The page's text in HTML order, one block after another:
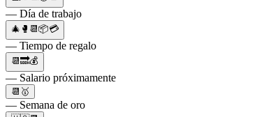
— Día de trabajo
🎄🥊📆📦💳
— Tiempo de regalo
📆🔜💰
— Salario próximamente
📆🥇
— Semana de oro